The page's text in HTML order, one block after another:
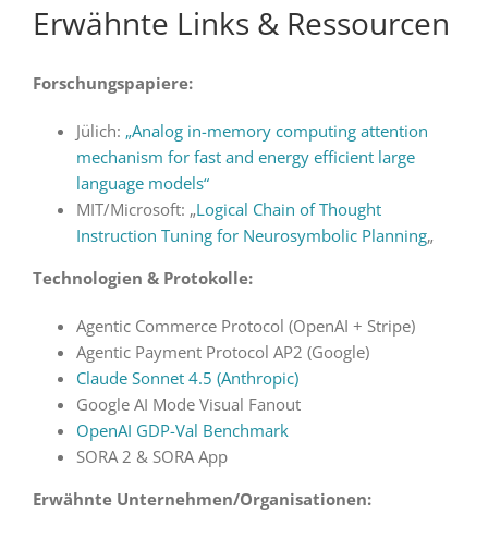
Erwähnte Links & Ressourcen
Forschungspapiere:
Jülich: „Analog in-memory computing attention
mechanism for fast and energy efficient large
language models“
MIT/Microsoft: „Logical Chain of Thought
Instruction Tuning for Neurosymbolic Planning„
Technologien & Protokolle:
Agentic Commerce Protocol (OpenAI + Stripe)
Agentic Payment Protocol AP2 (Google)
Claude Sonnet 4.5 (Anthropic)
Google AI Mode Visual Fanout
OpenAI GDP-Val Benchmark
SORA 2 & SORA App
Erwähnte Unternehmen/Organisationen: